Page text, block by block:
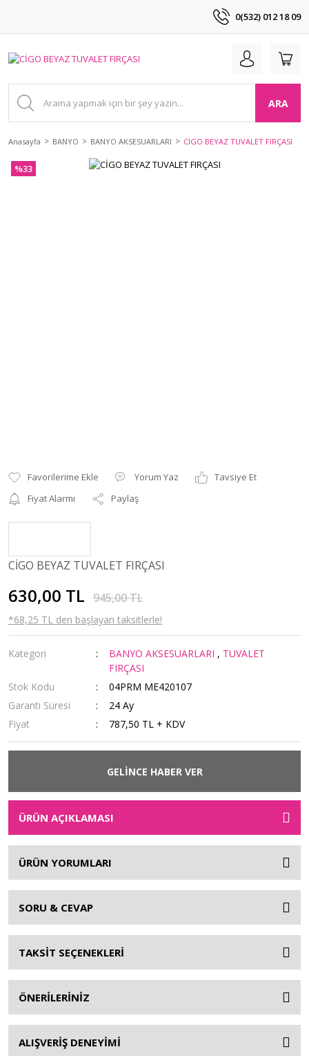
0(532) 012 18 09
ARA
Anasayfa BANYO BANYO AKSESUARLARI CİGO BEYAZ TUVALET FIRÇASI
%33
Yorum Yaz
Tavsiye Et
Fiyat Alarmı
Paylaş
CİGO BEYAZ TUVALET FIRÇASI
630,00 TL 945,00 TL
*68,25 TL den başlayan taksitlerle!
Kategori BANYO AKSESUARLARI , TUVALET
FIRÇASI
Stok Kodu
04PRM ME420107
Garanti Süresi
24 Ay
Fiyat
787,50 TL + KDV
GELİNCE HABER VER
ÜRÜN AÇIKLAMASI
ÜRÜN YORUMLARI
SORU & CEVAP
TAKSİT SEÇENEKLERİ
ÖNERİLERİNİZ
ALIŞVERİŞ DENEYİMİ